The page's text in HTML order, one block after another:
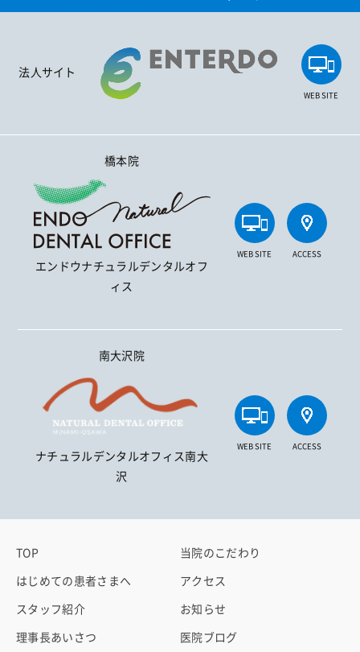
法人サイト
WEB SITE
橋本院
エンドウナチュラルデンタルオフ
ィス
WEB SITE ACCESS
南大沢院
ナチュラルデンタルオフィス南大
沢
WEB SITE ACCESS
TOP
はじめての患者さまへ
スタッフ紹介
理事長あいさつ
当院のこだわり
アクセス
お知らせ
医院ブログ